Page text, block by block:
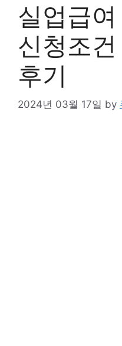
실업급
신청조
후기
2024년 03월 17일 by